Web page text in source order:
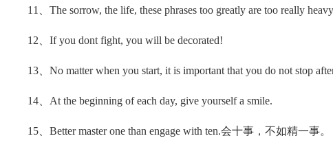
11、The sorrow, the life, these phrases too greatly are too really
12、If you dont fight, you will be decorated!
13、No matter when you start, it is important that you do not
14、At the beginning of each day, give yourself a smile.
15、Better master one than engage with ten.会十事，不如精一事。